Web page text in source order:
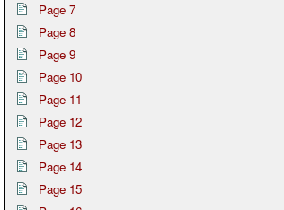
Page 7
Page 8
Page 9
Page 10
Page 11
Page 12
Page 13
Page 14
Page 15